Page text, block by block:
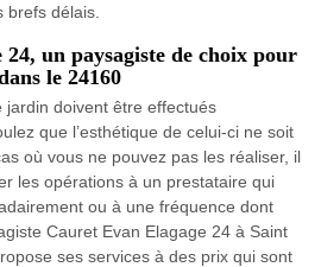
délais.
un paysagiste de choix pour
le 24160
jardin doivent être effectués
que l’esthétique de celui-ci ne soit
où vous ne pouvez pas les réaliser, il
les opérations à un prestataire qui
ou à une fréquence dont
Cauret Evan Elagage 24 à Saint
ses services à des prix qui sont